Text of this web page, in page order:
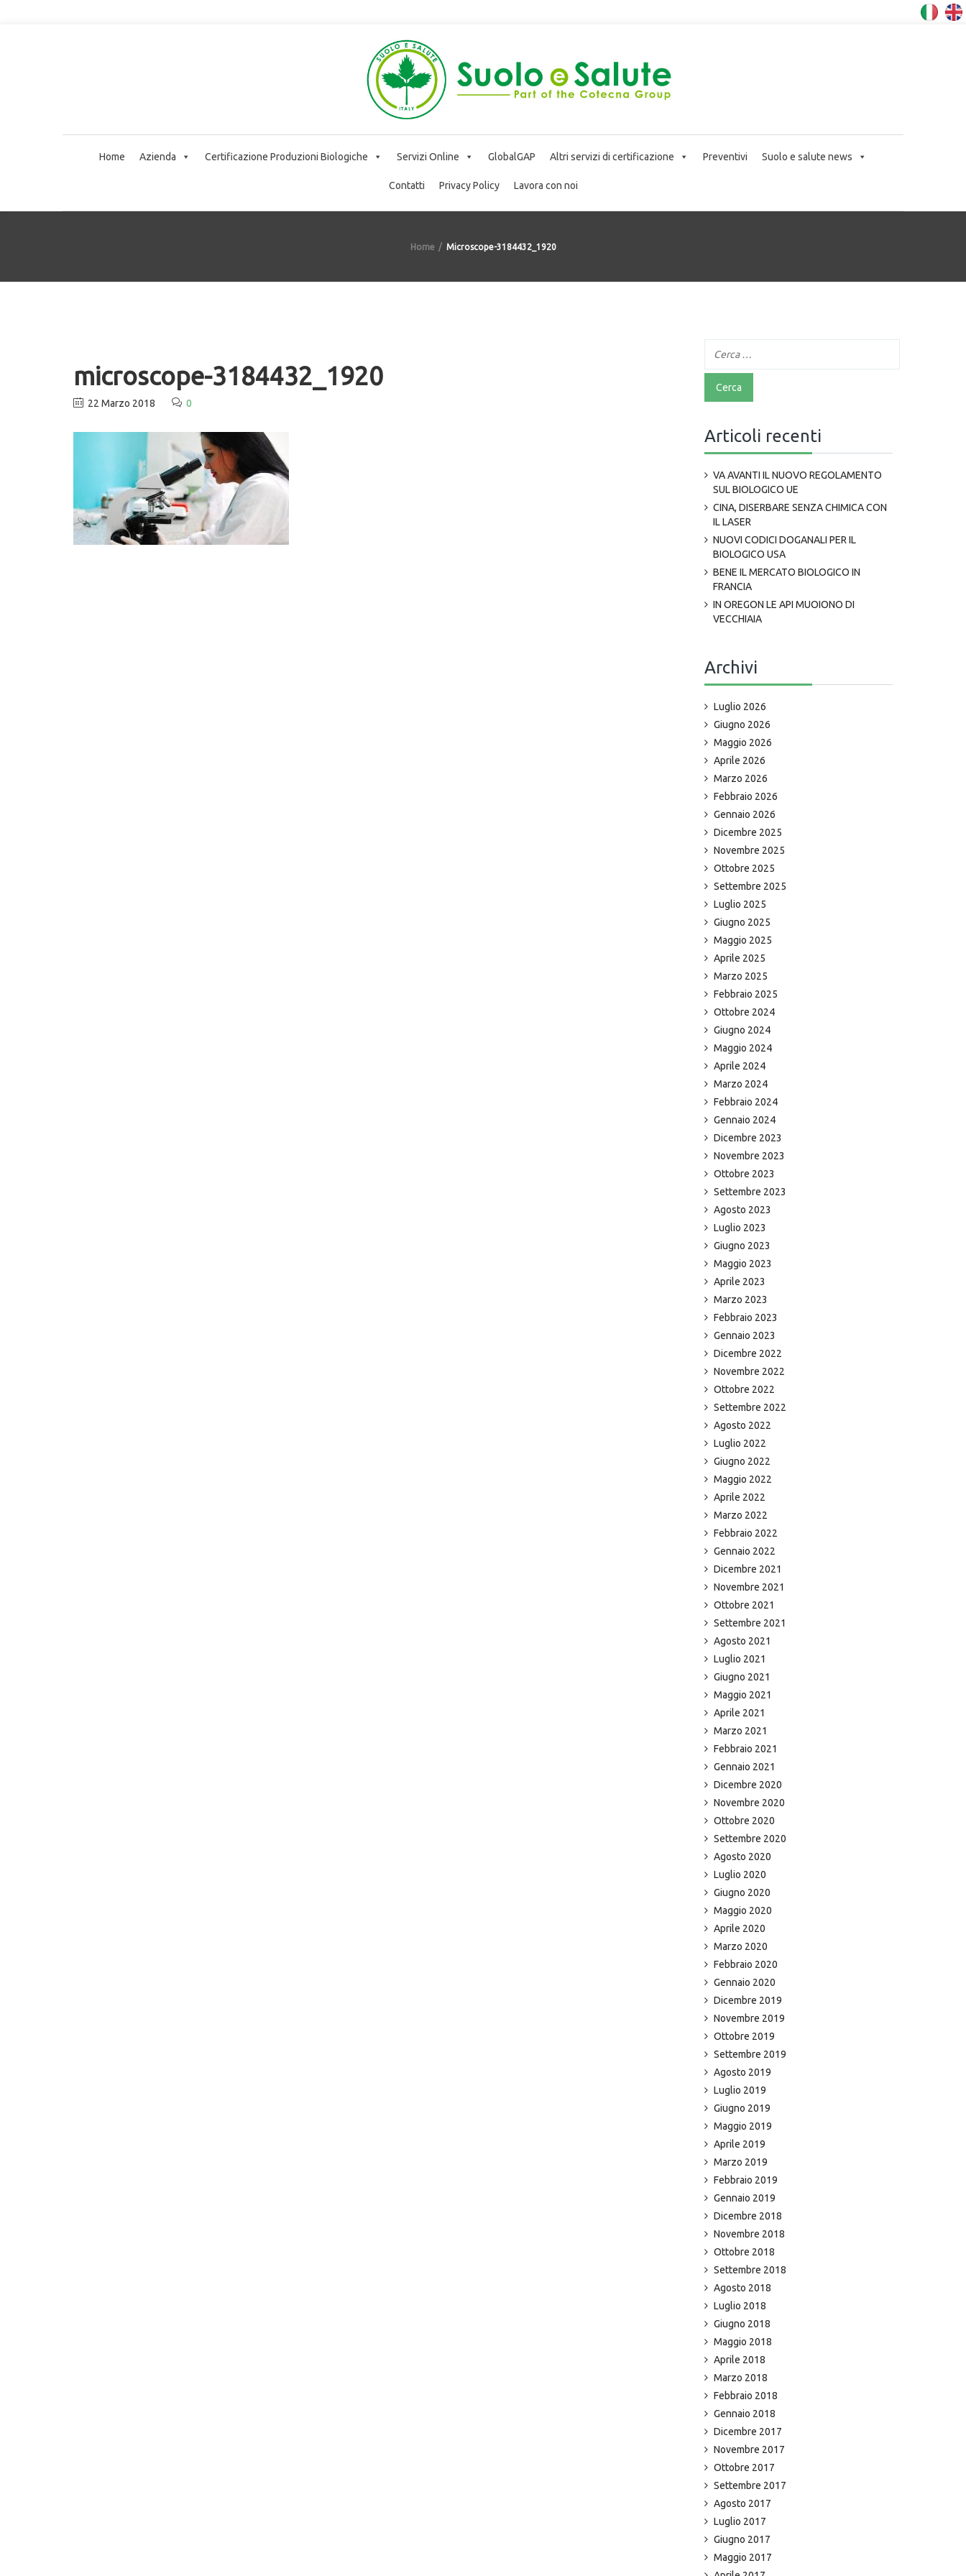
Home Azienda Certificazione Produzioni Biologiche Servizi Online GlobalGAP Altri servizi di certificazione Preventivi Suolo e salute news
Contatti Privacy Policy Lavora con noi
Home Microscope-3184432_1920
microscope-3184432_1920
22 Marzo 2018 0
Articoli recenti
VA AVANTI IL NUOVO REGOLAMENTO
SUL BIOLOGICO UE
CINA, DISERBARE SENZA CHIMICA CON
IL LASER
NUOVI CODICI DOGANALI PER IL
BIOLOGICO USA
BENE IL MERCATO BIOLOGICO IN
FRANCIA
IN OREGON LE API MUOIONO DI
VECCHIAIA
Archivi
Luglio 2026
Giugno 2026
Maggio 2026
Aprile 2026
Marzo 2026
Febbraio 2026
Gennaio 2026
Dicembre 2025
Novembre 2025
Ottobre 2025
Settembre 2025
Luglio 2025
Giugno 2025
Maggio 2025
Aprile 2025
Marzo 2025
Febbraio 2025
Ottobre 2024
Giugno 2024
Maggio 2024
Aprile 2024
Marzo 2024
Febbraio 2024
Gennaio 2024
Dicembre 2023
Novembre 2023
Ottobre 2023
Settembre 2023
Agosto 2023
Luglio 2023
Giugno 2023
Maggio 2023
Aprile 2023
Marzo 2023
Febbraio 2023
Gennaio 2023
Dicembre 2022
Novembre 2022
Ottobre 2022
Settembre 2022
Agosto 2022
Luglio 2022
Giugno 2022
Maggio 2022
Aprile 2022
Marzo 2022
Febbraio 2022
Gennaio 2022
Dicembre 2021
Novembre 2021
Ottobre 2021
Settembre 2021
Agosto 2021
Luglio 2021
Giugno 2021
Maggio 2021
Aprile 2021
Marzo 2021
Febbraio 2021
Gennaio 2021
Dicembre 2020
Novembre 2020
Ottobre 2020
Settembre 2020
Agosto 2020
Luglio 2020
Giugno 2020
Maggio 2020
Aprile 2020
Marzo 2020
Febbraio 2020
Gennaio 2020
Dicembre 2019
Novembre 2019
Ottobre 2019
Settembre 2019
Agosto 2019
Luglio 2019
Giugno 2019
Maggio 2019
Aprile 2019
Marzo 2019
Febbraio 2019
Gennaio 2019
Dicembre 2018
Novembre 2018
Ottobre 2018
Settembre 2018
Agosto 2018
Luglio 2018
Giugno 2018
Maggio 2018
Aprile 2018
Marzo 2018
Febbraio 2018
Gennaio 2018
Dicembre 2017
Novembre 2017
Ottobre 2017
Settembre 2017
Agosto 2017
Luglio 2017
Giugno 2017
Maggio 2017